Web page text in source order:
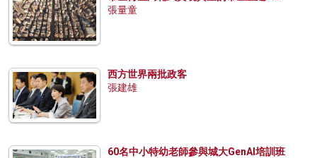
張量童
西方世界兩批政客
張建雄
60名中小特幼老師參與城大GenAI培訓班